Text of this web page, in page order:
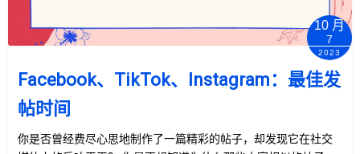
10 月
7
2023
Facebook、TikTok、Instagram：最佳发
帖时间
你是否曾经费尽心思地制作了一篇精彩的帖子，却发现它在社交